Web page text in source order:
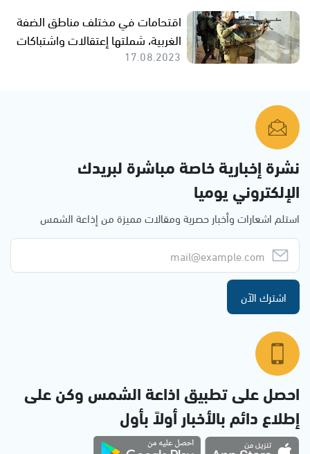
اقتحامات في مختلف مناطق الضفة
الغربية، شملتها إعتقالات واشتباكات
17.08.2023
نشرة إخبارية خاصة مباشرة لبريدك
الإلكتروني يوميا
استلم اشعارات وأخبار حصرية ومقالات مميزة من إذاعة الشمس
اشترك الآن
احصل على تطبيق اذاعة الشمس وكن على
إطلاع دائم بالأخبار أولاً بأول